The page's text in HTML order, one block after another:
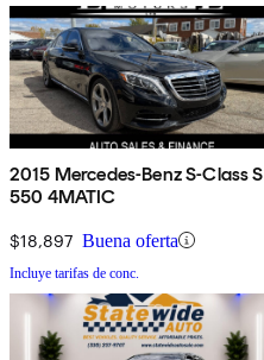
2015 Mercedes-Benz S-Class S
550 4MATIC
$18,897 Buena oferta
Incluye tarifas de conc.